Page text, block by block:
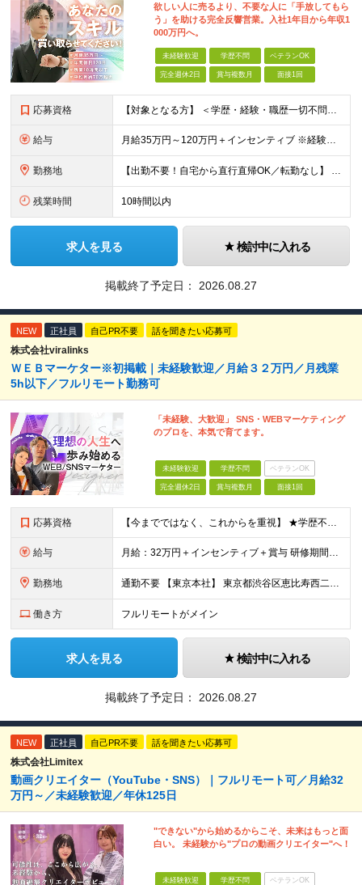
欲しい人に売るより、不要な人に「手放してもら
う」を助ける完全反響営業。入社1年目から年収1
000万円へ。
未経験歓迎 学歴不問 ベテランOK
完全週休2日 賞与複数月 面接1回
応募資格 【対象となる方】 ＜学歴・経験・職歴一切不問！未経験・第二新卒歓迎＞ ★正社員・社会人デビューを目指す方も大歓迎！ これまでの転職回数やブランクは一切問いません。意欲と人柄重視の採用です！ 【必須条
給与 月給35万円～120万円＋インセンティブ ※経験やスキルを考慮し優遇します ※1カ月に1回のFB面談をもとに、給与の査定を行います 「売る」のではなく「買い取る」営業なので、未経験スタートでも成果が
勤務地 【出勤不要！自宅から直行直帰OK／転勤なし】 ★業績拡大につき、大阪市に新拠点オープン♪ 大阪府大阪市中央区農人橋3丁目2-7 堺筋本町千寿ビル6F ＜アクセス＞ Osaka Metro中央線・堺
残業時間 10時間以内
求人を見る 検討中に入れる
掲載終了予定日： 2026.08.27
NEW 正社員 自己PR不要 話を聞きたい応募可
株式会社viralinks
ＷＥＢマーケター※初掲載｜未経験歓迎／月給３２万円／月残業
5h以下／フルリモート勤務可
「未経験、大歓迎」 SNS・WEBマーケティング
のプロを、本気で育てます。
未経験歓迎 学歴不問 ベテランOK
完全週休2日 賞与複数月 面接1回
応募資格 【今までではなく、これからを重視】 ★学歴不問 ★職種未経験歓迎 ★業種未経験歓迎 ★社会人未経験歓迎 ★第二新卒歓迎 ★ブランクOK ★動画編集・デザイン制作の勉強を独学でしている方など ※基礎的
給与 月給：32万円＋インセンティブ＋賞与 研修期間中：月給25万円～ ＼ 頑張りはしっかり評価！ ／ 研修期間中でも、スキルの習得状況や成果に応じて月給27万円へ昇給が可能です。 【研修期間】 期
勤務地 通勤不要 【東京本社】 東京都渋谷区恵比寿西二丁目8番4号 EX恵比寿西ビル5階
働き方 フルリモートがメイン
求人を見る 検討中に入れる
掲載終了予定日： 2026.08.27
NEW 正社員 自己PR不要 話を聞きたい応募可
株式会社Limitex
動画クリエイター（YouTube・SNS）｜フルリモート可／月給32
万円～／未経験歓迎／年休125日
"できない"から始めるからこそ、未来はもっと面
白い。 未経験から"プロの動画クリエイター"へ！
未経験歓迎 学歴不問 ベテランOK